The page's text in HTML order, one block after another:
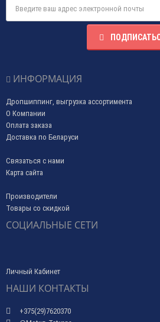
ИНФОРМАЦИЯ
Дропшиппинг, выгрузка ассортимента
О Компании
Оплата заказа
Доставка по Беларуси
Связаться с нами
Карта сайта
Производители
Товары со скидкой
СОЦИАЛЬНЫЕ СЕТИ
Личный Кабинет
НАШИ КОНТАКТЫ
+375(29)7620370